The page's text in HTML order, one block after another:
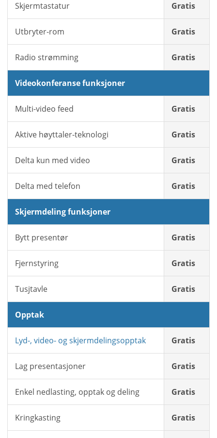
Skjermtastatur Gratis
Utbryter-rom Gratis
Radio strømming Gratis
Videokonferanse funksjoner
Multi-video feed Gratis
Aktive høyttaler-teknologi Gratis
Delta kun med video Gratis
Delta med telefon Gratis
Skjermdeling funksjoner
Bytt presentør Gratis
Fjernstyring Gratis
Tusjtavle Gratis
Opptak
Lyd-, video- og skjermdelingsopptak Gratis
Lag presentasjoner Gratis
Enkel nedlasting, opptak og deling Gratis
Kringkasting Gratis